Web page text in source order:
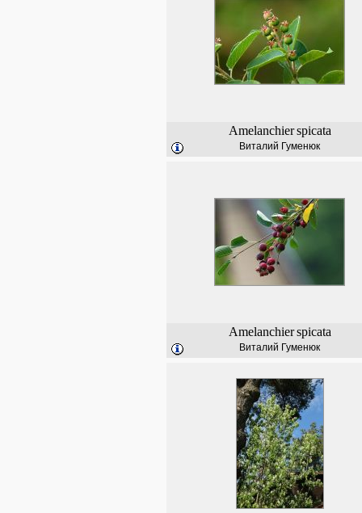
Amelanchier spicata
Виталий Гуменюк
Amelanchier spicata
Виталий Гуменюк